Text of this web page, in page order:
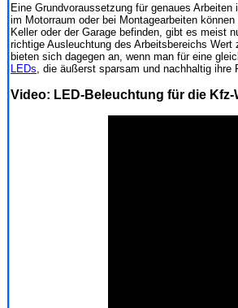
Eine Grundvoraussetzung für genaues
im Motorraum oder bei Montagearbeiten
Keller oder der Garage befinden, gibt es meist
richtige Ausleuchtung des Arbeitsbereichs
bieten sich dagegen an, wenn man für eine
LEDs , die äußerst sparsam und nachhaltig ihre
Video: LED-Beleuchtung für die Kfz-